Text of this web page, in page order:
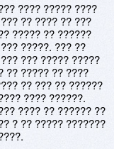
???? ????? ????
?? ???? ?? ???
????? ?? ??????
?????. ??? ??
??? ????? ?????
?? ????? ?? ????
?? ??? ?? ??????
???? ??????.
???? ?? ?????? ??
? ?? ????? ???????